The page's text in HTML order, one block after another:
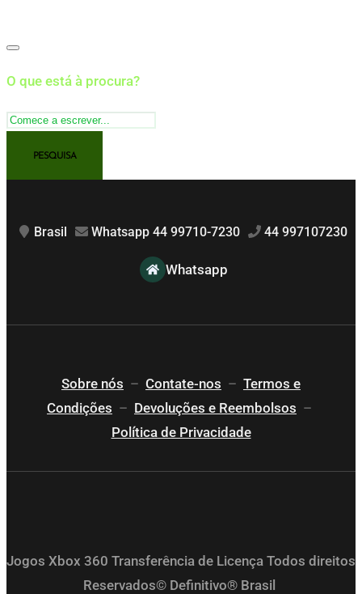
O que está à procura?
Brasil Whatsapp 44 99710-7230 44 997107230
Whatsapp
Sobre nós – Contate-nos – Termos e
Condições – Devoluções e Reembolsos –
Política de Privacidade
Jogos Xbox 360 Transferência de Licença Todos direitos
Reservados© Definitivo® Brasil